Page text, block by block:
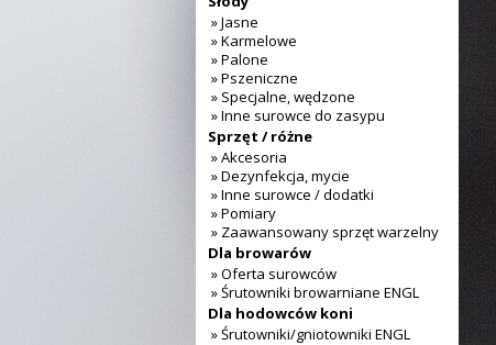
» Jasne
» Karmelowe
» Palone
» Pszeniczne
» Specjalne, wędzone
» Inne surowce do zasypu
Sprzęt / różne
» Akcesoria
» Dezynfekcja, mycie
» Inne surowce / dodatki
» Pomiary
» Zaawansowany sprzęt warzelny
Dla browarów
» Oferta surowców
» Śrutowniki browarniane ENGL
Dla hodowców koni
» Śrutowniki/gniotowniki ENGL